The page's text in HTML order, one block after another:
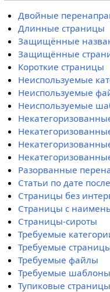
Двойные
Длинные страницы
Защищённые
Защищённые
Короткие страницы
Неиспользуемые
Неиспользуемые
Неиспользуемые
Разорванные
Статьи по дате
Страницы без
Страницы с
Страницы-сироты
Требуемые
Требуемые
Требуемые файлы
Требуемые шаблоны
Тупиковые страницы